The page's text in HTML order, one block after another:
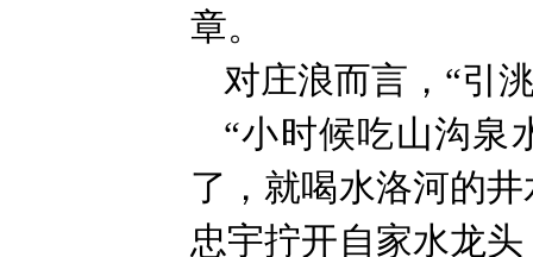
章。
对庄浪而言，“引
“小时候吃山沟泉
了，就喝水洛河的
忠宇拧开自家水龙